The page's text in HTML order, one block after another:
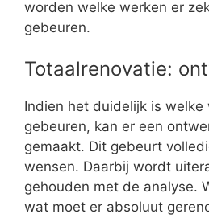
worden welke werken er
gebeuren.
Totaalrenovatie:
Indien het duidelijk is welke
gebeuren, kan er een
gemaakt. Dit gebeurt
wensen. Daarbij wordt
gehouden met de analyse.
wat moet er absoluut